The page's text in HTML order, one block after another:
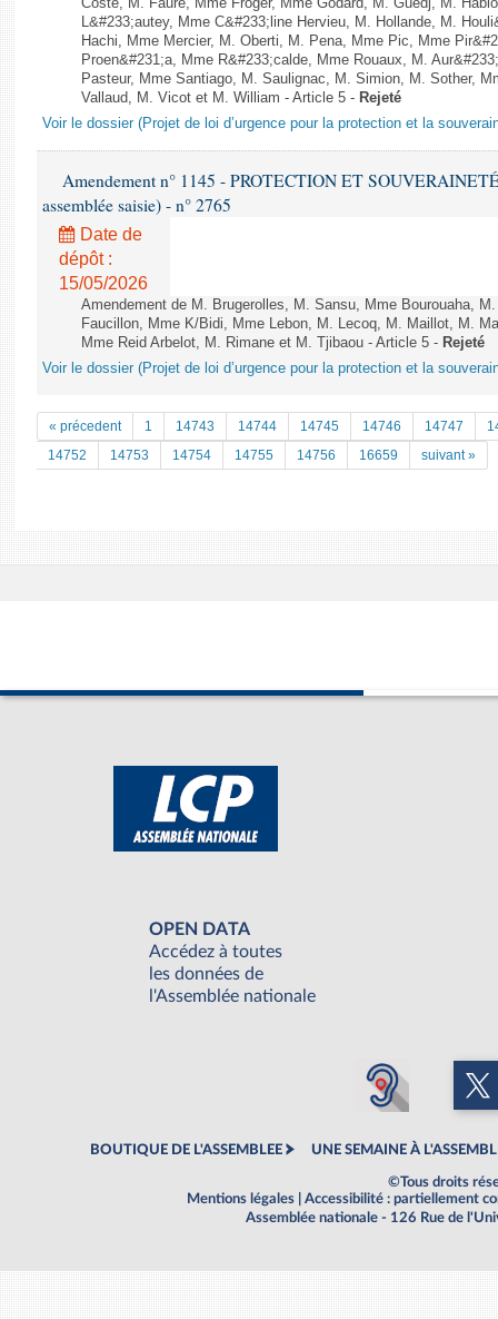
Coste, M. Faure, Mme Froger, Mme Godard, M. Guedj, M.
L&#233;autey, Mme C&#233;line Hervieu, M. Hollande, M.
Hachi, Mme Mercier, M. Oberti, M. Pena, Mme Pic, Mme
Proen&#231;a, Mme R&#233;calde, Mme Rouaux, M.
Pasteur, Mme Santiago, M. Saulignac, M. Simion, M. Sother,
Vallaud, M. Vicot et M. William - Article 5 - Rejeté
Voir le dossier (Projet de loi d’urgence pour la protection et la
Amendement n° 1145 - PROTECTION ET
assemblée saisie) - n° 2765
Date de
dépôt :
15/05/2026
Amendement de M. Brugerolles, M. Sansu, Mme Bourouaha,
Faucillon, Mme K/Bidi, Mme Lebon, M. Lecoq, M. Maillot, M.
Mme Reid Arbelot, M. Rimane et M. Tjibaou - Article 5 - Rejeté
Voir le dossier (Projet de loi d’urgence pour la protection et la
« précedent 1 14743 14744 14745 14746 14747
14752
14753 14754 14755 14756 16659 suivant »
OPEN DATA
Accédez à toutes
les données de
l'Assemblée nationale
BOUTIQUE DE L'ASSEMBLEE UNE SEMAINE À
©Tous droits
Mentions légales
Accessibilité : partiellement
Assemblée nationale - 126 Rue de